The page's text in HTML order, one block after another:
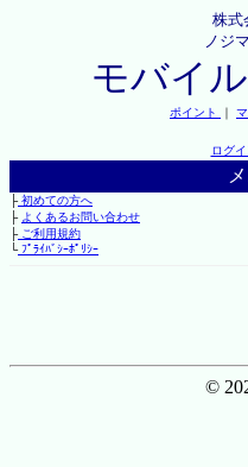
株式
ノジ
モバイ
ポイント ｜
ログイ
├初めての方へ
├ よくあるお問い合わせ
├ご利用規約
└ﾌﾟﾗｲﾊﾞｼｰﾎﾟﾘｼｰ
©